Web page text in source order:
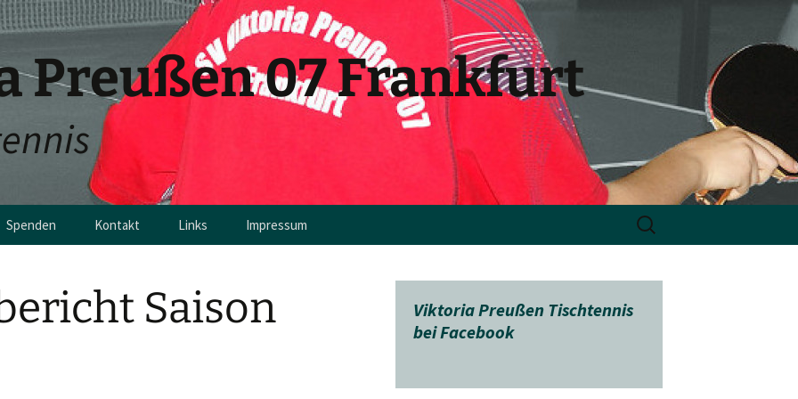
Preußen 07 Frankfurt
Spenden Kontakt Links Impressum
Suchen
nach:
Saison
Viktoria Preußen Tischtennis
bei Facebook